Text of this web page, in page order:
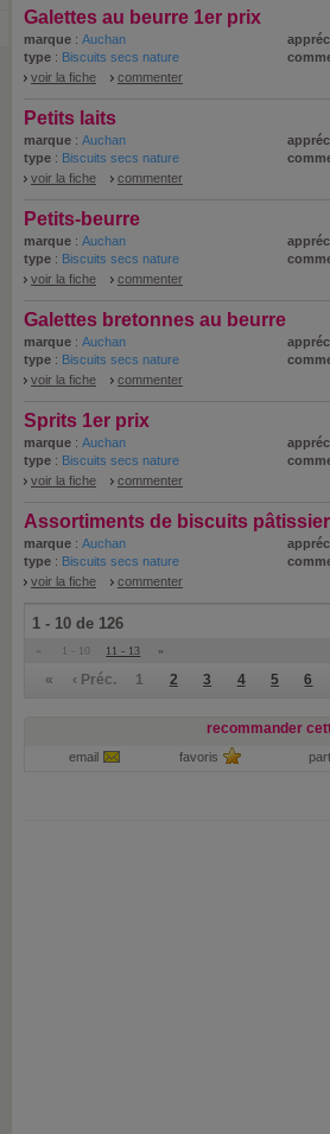
Galettes au beurre 1er prix
marque : Auchan
type : Biscuits secs nature
voir la fiche
commenter
Petits laits
marque : Auchan
type : Biscuits secs nature
voir la fiche
commenter
Petits-beurre
marque : Auchan
type : Biscuits secs nature
voir la fiche
commenter
Galettes bretonnes au beurre
marque : Auchan
type : Biscuits secs nature
voir la fiche
commenter
Sprits 1er prix
marque : Auchan
type : Biscuits secs nature
voir la fiche
commenter
Assortiments de biscuits
marque : Auchan
type : Biscuits secs nature
voir la fiche
commenter
1 - 10 de 126
« 1 - 10 11 - 13 »
« ‹ Préc. 1 2 3 4 5 6
recommander
email favoris